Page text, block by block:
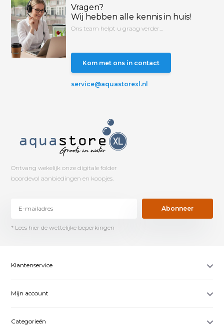
Vragen?
Wij hebben alle kennis in huis!
Ons team helpt u graag verder...
Kom met ons in contact
service@aquastorexl.nl
Ontvang wekelijk onze digitale folder
boordevol aanbiedingen en koopjes.
Abonneer
* Lees hier de wettelijke beperkingen
Klantenservice
Mijn account
Categorieën